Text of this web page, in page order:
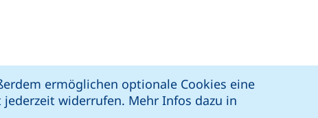
ermöglichen optionale Cookies eine
widerrufen. Mehr Infos dazu in